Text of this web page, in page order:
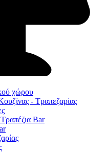
χώρου
- Τραπεζαρίας
Bar